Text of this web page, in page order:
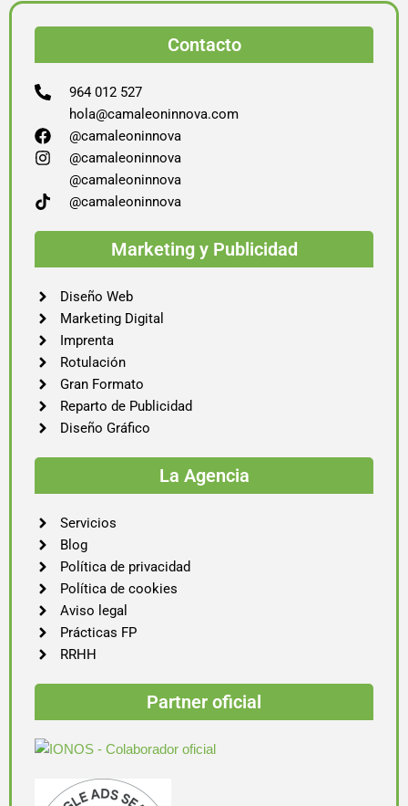
Contacto
964 012 527
hola@camaleoninnova.com
@camaleoninnova
@camaleoninnova
@camaleoninnova
@camaleoninnova
Marketing y Publicidad
Diseño Web
Marketing Digital
Imprenta
Rotulación
Gran Formato
Reparto de Publicidad
Diseño Gráfico
La Agencia
Servicios
Blog
Política de privacidad
Política de cookies
Aviso legal
Prácticas FP
RRHH
Partner oficial